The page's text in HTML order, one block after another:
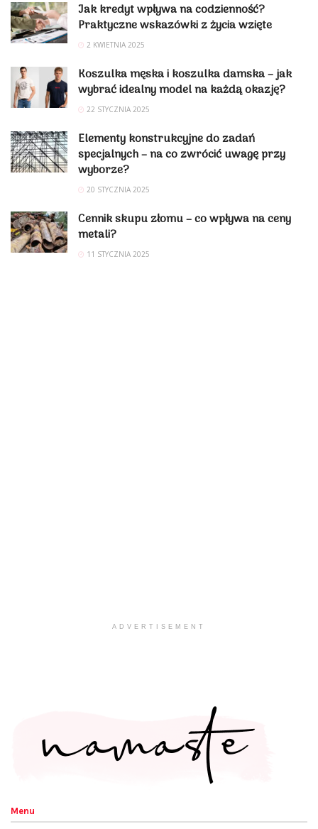
Jak kredyt wpływa na codzienność?
Praktyczne wskazówki z życia wzięte
2 KWIETNIA 2025
Koszulka męska i koszulka damska – jak
wybrać idealny model na każdą okazję?
22 STYCZNIA 2025
Elementy konstrukcyjne do zadań
specjalnych – na co zwrócić uwagę przy
wyborze?
20 STYCZNIA 2025
Cennik skupu złomu – co wpływa na ceny
metali?
11 STYCZNIA 2025
ADVERTISEMENT
Menu